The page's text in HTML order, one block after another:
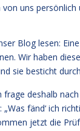
uns
Blog lesen:
Wir haben
sie besticht
deshalb
fänd‘ ich
jetzt die